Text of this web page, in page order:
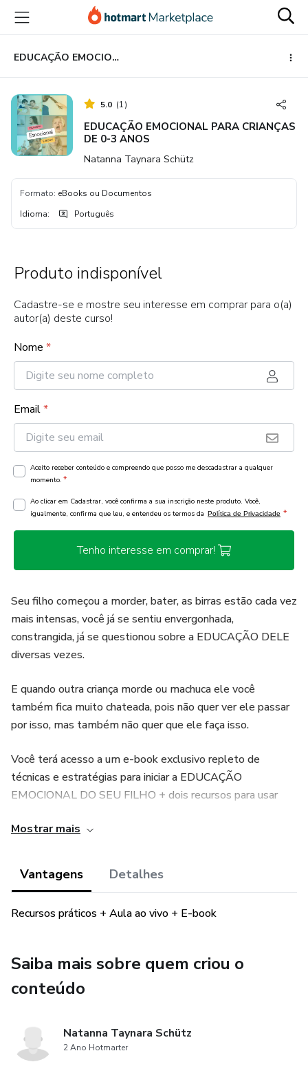
para
conteúdo
principal
para
pagamento
para
rodapé
EDUCAÇÃO EMOCIONAL PARA CRIANÇAS DE 0-3 ANOS
5.0 (1)
EDUCAÇÃO EMOCIONAL PARA CRIANÇAS
DE 0-3 ANOS
Natanna Taynara Schütz
Formato: eBooks ou Documentos
Idioma: Português
Produto indisponível
Cadastre-se e mostre seu interesse em comprar para o(a)
autor(a) deste curso!
Nome *
Email*
Aceito receber conteúdo e compreendo que posso me descadastrar a qualquer
momento. *
Ao clicar em Cadastrar, você confirma a sua inscrição neste produto. Você,
igualmente, confirma que leu, e entendeu os termos da Política de Privacidade *
Tenho interesse em comprar!
Seu filho começou a morder, bater, as birras estão cada vez
mais intensas, você já se sentiu envergonhada,
constrangida, já se questionou sobre a EDUCAÇÃO DELE
diversas vezes.
E quando outra criança morde ou machuca ele você
também fica muito chateada, pois não quer ver ele passar
por isso, mas também não quer que ele faça isso.
Você terá acesso a um e-book exclusivo repleto de
técnicas e estratégias para iniciar a EDUCAÇÃO
EMOCIONAL DO SEU FILHO + dois recursos para usar
emoções.
No segundo recurso por meio de quebra-cabeças você vai
Além disso, no dia 06/07 iremos realizar uma aula ao vivo
suas dúvidas diretamente conosco. A aula ficará gravada
posteriormente.
Mostrar mais
Vantagens Detalhes
Recursos práticos + Aula ao vivo + E-book
Saiba mais sobre quem criou o
conteúdo
Natanna Taynara Schütz
2 Ano Hotmarter